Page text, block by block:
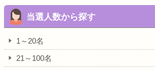
当選人数から探す
1～20名
21～100名